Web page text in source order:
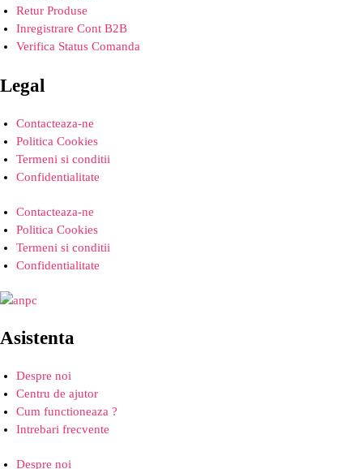
Retur Produse
Inregistrare Cont B2B
Verifica Status Comanda
Legal
Contacteaza-ne
Politica Cookies
Termeni si conditii
Confidentialitate
Contacteaza-ne
Politica Cookies
Termeni si conditii
Confidentialitate
Asistenta
Despre noi
Centru de ajutor
Cum functioneaza ?
Intrebari frecvente
Despre noi